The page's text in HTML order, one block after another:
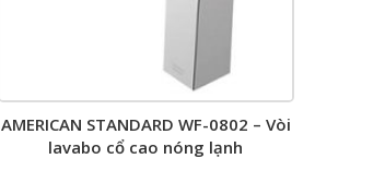
AMERICAN STANDARD WF-0802 – Vòi
lavabo cổ cao nóng lạnh